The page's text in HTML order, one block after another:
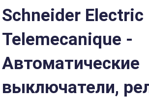
Schneider Electric
Telemecanique -
Автоматические
выключатели,